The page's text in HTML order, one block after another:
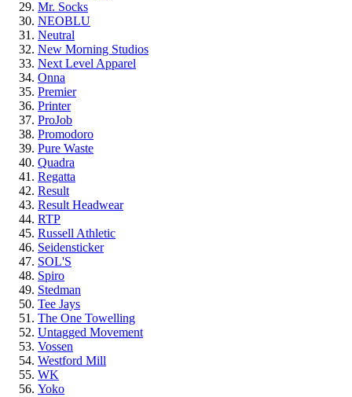
Mr. Socks
NEOBLU
Neutral
New Morning Studios
Next Level Apparel
Onna
Premier
Printer
ProJob
Promodoro
Pure Waste
Quadra
Regatta
Result
Result Headwear
RTP
Russell Athletic
Seidensticker
SOL'S
Spiro
Stedman
Tee Jays
The One Towelling
Untagged Movement
Vossen
Westford Mill
WK
Yoko